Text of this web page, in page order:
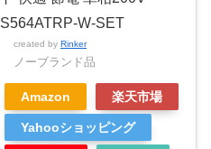
S564ATRP-W-SET
created by Rinker
ノーブランド品
Amazon 楽天市場
Yahooショッピング